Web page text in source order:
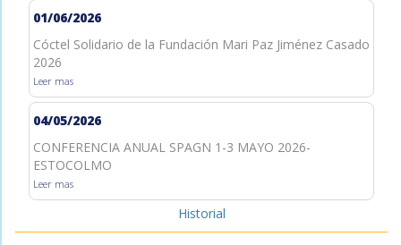
01/06/2026
Cóctel Solidario de la Fundación Mari Paz Jiménez Casado
2026
Leer mas
04/05/2026
CONFERENCIA ANUAL SPAGN 1-3 MAYO 2026-
ESTOCOLMO
Leer mas
Historial